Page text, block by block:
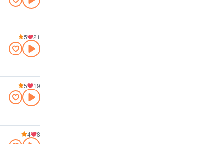
5 21
5 19
4 8